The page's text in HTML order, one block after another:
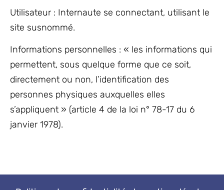
Utilisateur : Internaute se connectant, utilisant le
site susnommé.
Informations personnelles : « les informations qui
permettent, sous quelque forme que ce soit,
directement ou non, l’identification des
personnes physiques auxquelles elles
s’appliquent » (article 4 de la loi n° 78-17 du 6
janvier 1978).